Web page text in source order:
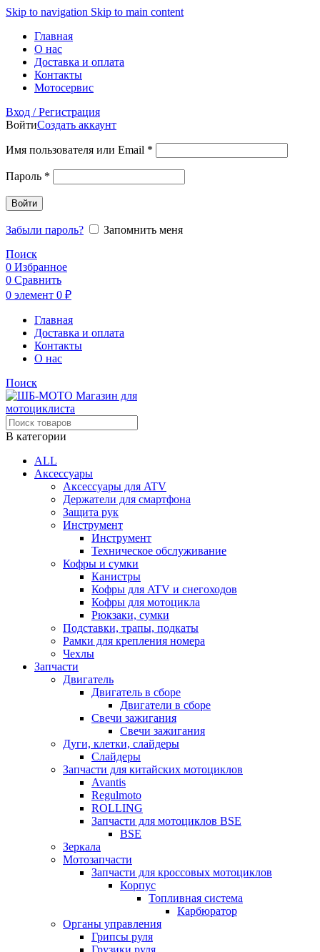
Skip to navigation Skip to main content
Главная
О нас
Доставка и оплата
Контакты
Мотосервис
Вход / Регистрация
ВойтиСоздать аккаунт
Имя пользователя или Email *
Пароль *
Войти
Забыли пароль?
Запомнить меня
Поиск
0 Избранное
0 Сравнить
0 элемент 0 ₽
Главная
Доставка и оплата
Контакты
О нас
Поиск
В категории
ALL
Аксессуары
Аксессуары для ATV
Держатели для смартфона
Защита рук
Инструмент
Инструмент
Техническое обслуживание
Кофры и сумки
Канистры
Кофры для ATV и снегоходов
Кофры для мотоцикла
Рюкзаки, сумки
Подставки, трапы, подкаты
Рамки для крепления номера
Чехлы
Запчасти
Двигатель
Двигатель в сборе
Двигатели в сборе
Свечи зажигания
Свечи зажигания
Дуги, клетки, слайдеры
Слайдеры
Запчасти для китайских мотоциклов
Avantis
Regulmoto
ROLLING
Запчасти для мотоциклов BSE
BSE
Зеркала
Мотозапчасти
Запчасти для кроссовых мотоциклов
Корпус
Топливная система
Карбюратор
Органы управления
Грипсы руля
Грузики руля